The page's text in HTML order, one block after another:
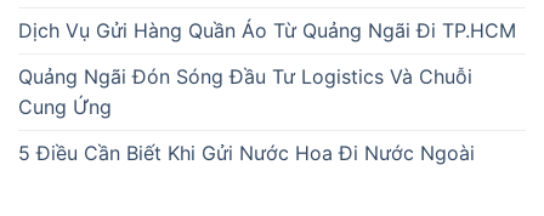
Dịch Vụ Gửi Hàng Quần Áo Từ Quảng Ngãi Đi TP.HCM
Quảng Ngãi Đón Sóng Đầu Tư Logistics Và Chuỗi
Cung Ứng
5 Điều Cần Biết Khi Gửi Nước Hoa Đi Nước Ngoài